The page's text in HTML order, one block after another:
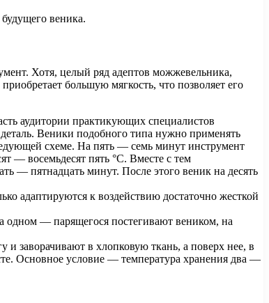
веника.
Хотя, целый ряд адептов можжевельника,
большую мягкость, что позволяет его
аудитории практикующих специалистов
деталь. Веники подобного типа нужно применять
схеме. На пять — семь минут инструмент
— восемьдесят пять °C. Вместе с тем
— пятнадцать минут. После этого веник на десять
адаптируются к воздействию достаточно жесткой
одном — парящегося постегивают веником, на
заворачивают в хлопковую ткань, а поверх нее, в
Основное условие — температура хранения два —